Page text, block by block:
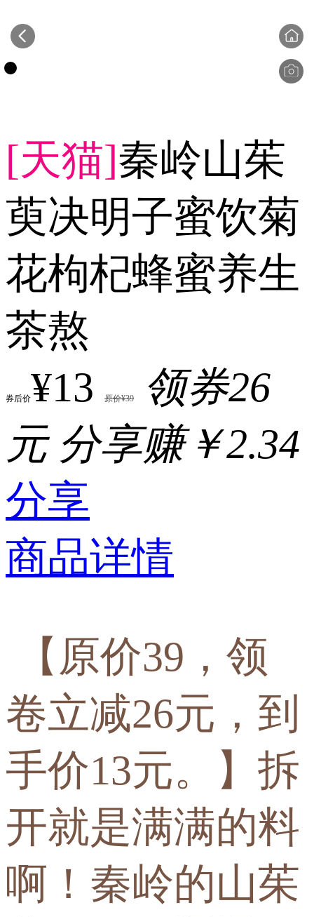
[天猫]秦岭山茱
萸决明子蜜饮菊
花枸杞蜂蜜养生
茶熬
券后价¥13 原价¥39
领券26
元 分享赚￥2.34
分享
商品详情
【原价39，领
卷立减26元，到
手价13元。】拆
开就是满满的料
啊！秦岭的山茱